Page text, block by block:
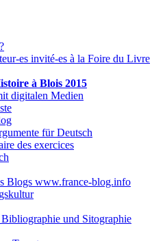
es invité-es à la Foire du Livre
à Blois 2015
digitalen Medien
für Deutsch
des exercices
Blogs www.france-blog.info
und Sitographie